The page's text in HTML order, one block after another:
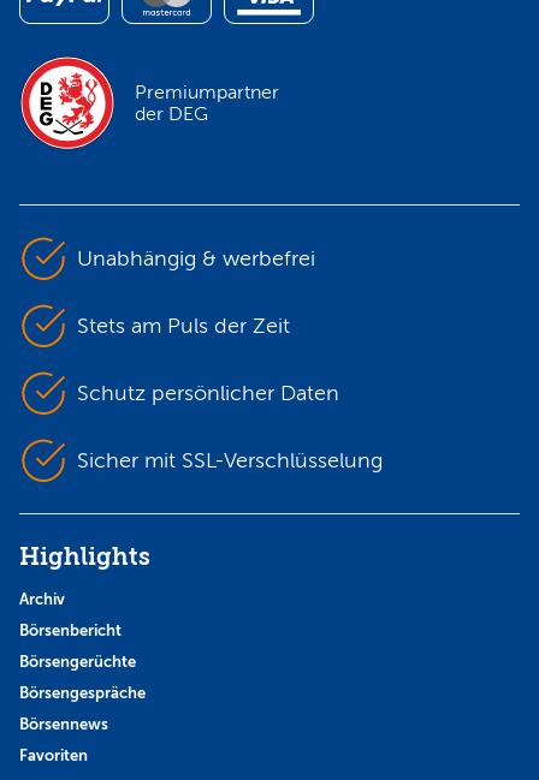
Premiumpartner
der DEG
Unabhängig & werbefrei
Stets am Puls der Zeit
Schutz persönlicher Daten
Sicher mit SSL-Verschlüsselung
Highlights
Archiv
Börsenbericht
Börsengerüchte
Börsengespräche
Börsennews
Favoriten